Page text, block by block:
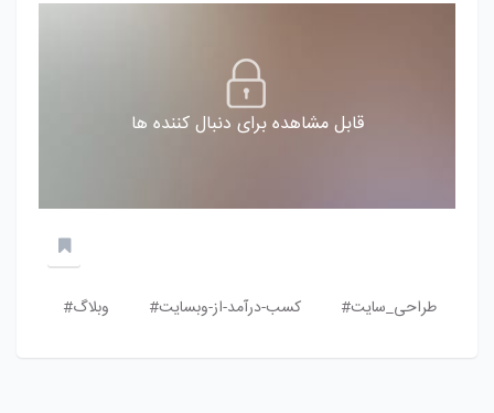
قابل مشاهده برای دنبال کننده ها
طراحی_سایت# کسب-درآمد-از-وبسایت# وبلاگ#